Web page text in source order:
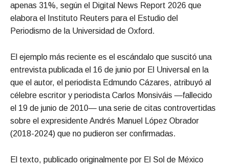
apenas 31%, según el Digital News Report 2026 que
elabora el Instituto Reuters para el Estudio del
Periodismo de la Universidad de Oxford.
El ejemplo más reciente es el escándalo que suscitó una
entrevista publicada el 16 de junio por El Universal en la
que el autor, el periodista Edmundo Cázares, atribuyó al
célebre escritor y periodista Carlos Monsiváis —fallecido
el 19 de junio de 2010— una serie de citas controvertidas
sobre el expresidente Andrés Manuel López Obrador
(2018-2024) que no pudieron ser confirmadas.
El texto, publicado originalmente por El Sol de México